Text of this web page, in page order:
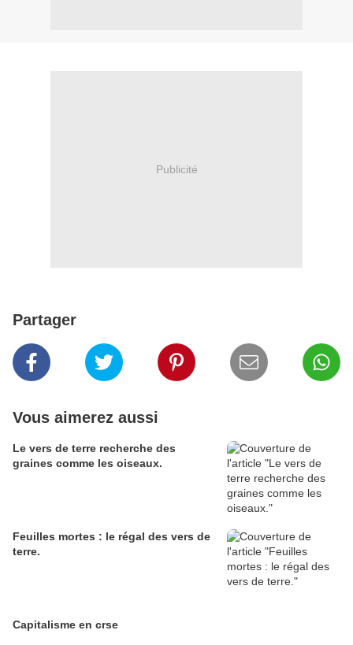
Publicité
Partager
Vous aimerez aussi
Le vers de terre recherche des
graines comme les oiseaux.
Feuilles mortes : le régal des vers de
terre.
Capitalisme en crse